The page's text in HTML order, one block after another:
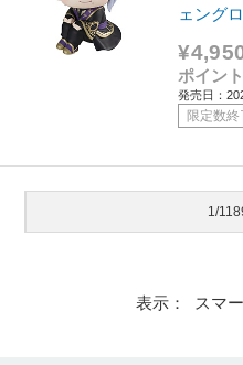
ェング
ポイン
発売日：
限定数終
1/
表示： スマ